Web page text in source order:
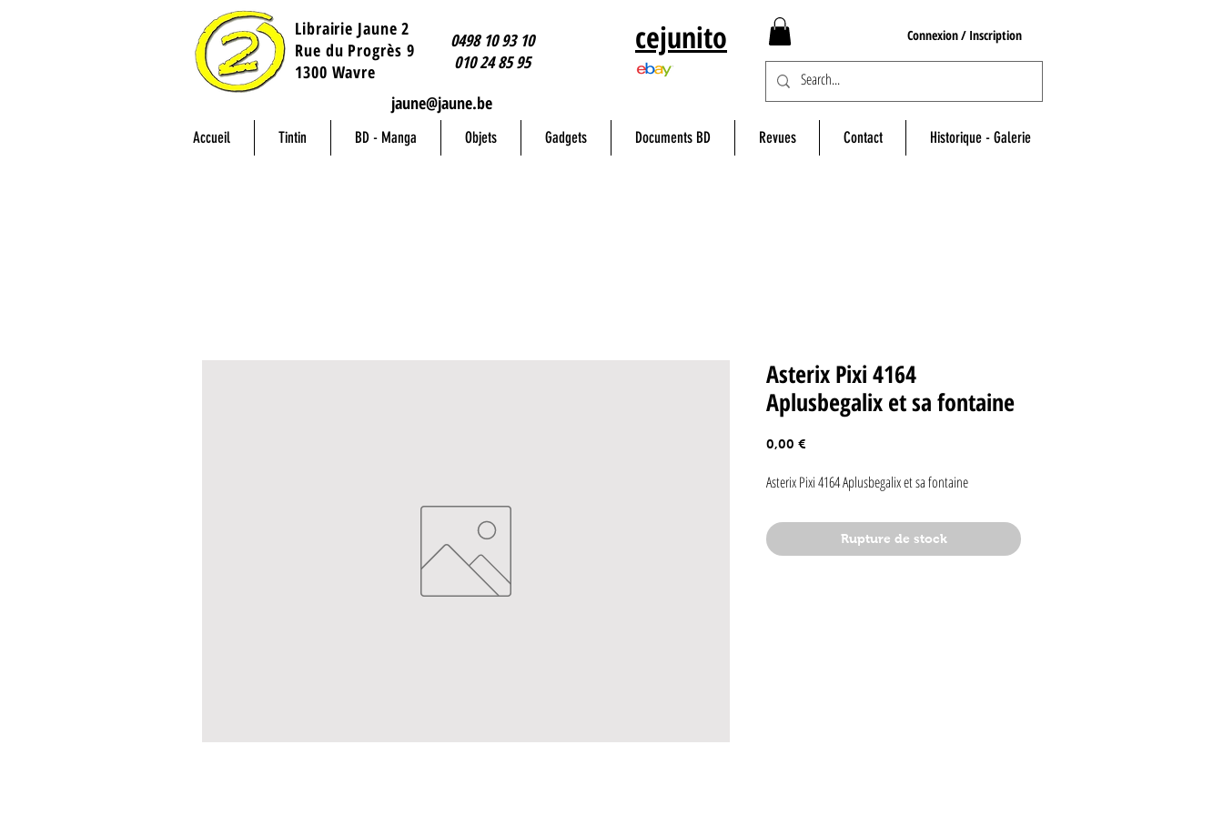
Librairie Jaune 2
​Rue du Progrès 9
1300 Wavre
0498 10 93 10
010 24 85 95
jaune@jaune.be
cejunito Connexion / Inscription
Accueil Tintin BD - Manga Objets Gadgets Documents BD Revues Contact Historique - Galerie
Asterix Pixi 4164
Aplusbegalix et sa fontaine
0,00 €
Asterix Pixi 4164 Aplusbegalix et sa fontaine
Rupture de stock